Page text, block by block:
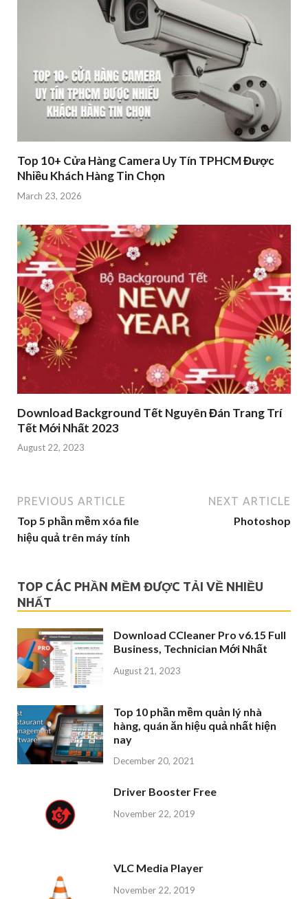
Top 10+ Cửa Hàng Camera Uy Tín TPHCM Được
Nhiều Khách Hàng Tin Chọn
March 23, 2026
Download Background Tết Nguyên Đán Trang Trí
Tết Mới Nhất 2023
August 22, 2023
PREVIOUS ARTICLE
Top 5 phần mềm xóa file
hiệu quả trên máy tính
NEXT ARTICLE
Photoshop
TOP CÁC PHẦN MỀM ĐƯỢC TẢI VỀ NHIỀU
NHẤT
Download CCleaner Pro v6.15 Full
Business, Technician Mới Nhất
August 21, 2023
Top 10 phần mềm quản lý nhà
hàng, quán ăn hiệu quả nhất hiện
nay
December 20, 2021
Driver Booster Free
November 22, 2019
VLC Media Player
November 22, 2019